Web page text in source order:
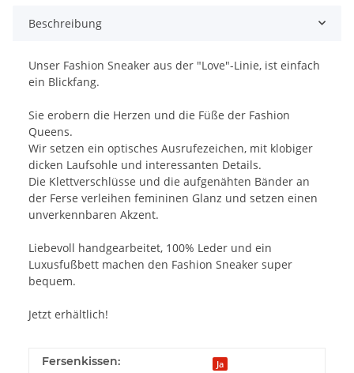
Beschreibung
Unser Fashion Sneaker aus der "Love"-Linie, ist einfach
ein Blickfang.
Sie erobern die Herzen und die Füße der Fashion
Queens.
Wir setzen ein optisches Ausrufezeichen, mit klobiger
dicken Laufsohle und interessanten Details.
Die Klettverschlüsse und die aufgenähten Bänder an
der Ferse verleihen femininen Glanz und setzen einen
unverkennbaren Akzent.
Liebevoll handgearbeitet, 100% Leder und ein
Luxusfußbett machen den Fashion Sneaker super
bequem.
Jetzt erhältlich!
Fersenkissen: Ja